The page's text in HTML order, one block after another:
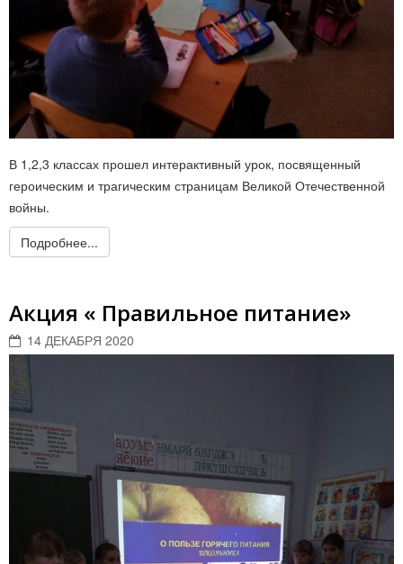
В 1,2,3 классах прошел интерактивный урок, посвященный
героическим и трагическим страницам Великой Отечественной
войны.
Подробнее...
Акция « Правильное питание»
14 ДЕКАБРЯ 2020